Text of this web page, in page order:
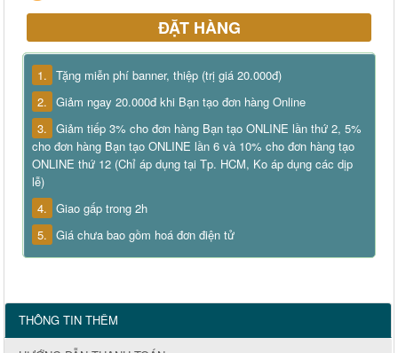
ĐẶT HÀNG
1. Tặng miễn phí banner, thiệp (trị giá 20.000đ)
2. Giảm ngay 20.000đ khi Bạn tạo đơn hàng Online
3. Giảm tiếp 3% cho đơn hàng Bạn tạo ONLINE lần thứ 2, 5%
cho đơn hàng Bạn tạo ONLINE lần 6 và 10% cho đơn hàng tạo
ONLINE thứ 12 (Chỉ áp dụng tại Tp. HCM, Ko áp dụng các dịp
lễ)
4. Giao gấp trong 2h
5. Giá chưa bao gồm hoá đơn điện tử
THÔNG TIN THÊM